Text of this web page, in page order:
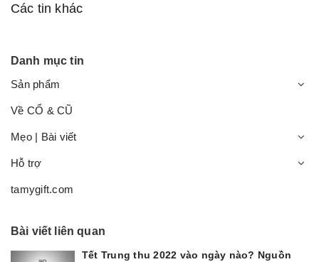
Các tin khác
Danh mục tin
Sản phẩm
Về CỔ & CŨ
Mẹo | Bài viết
Hỗ trợ
tamygift.com
Bài viết liên quan
Tết Trung thu 2022 vào ngày nào? Nguồn